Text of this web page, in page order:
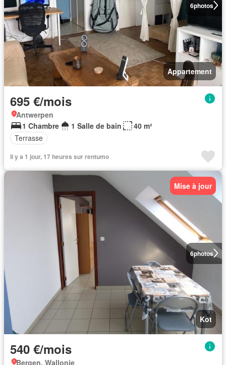
6photos
Appartement
695 €/mois
Antwerpen
1 Chambre
1 Salle de bain
40 m²
Terrasse
Il y a 1 jour, 17 heures sur rentumo
6photos
Mise à jour
Kot
540 €/mois
Bergen, Wallonie